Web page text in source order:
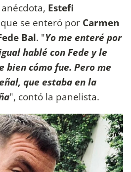
Estefi
se enteró por Carmen
Bal. "Yo me enteré por
hablé con Fede y le
bien cómo fue. Perome
que estaba en la
", contó la panelista.